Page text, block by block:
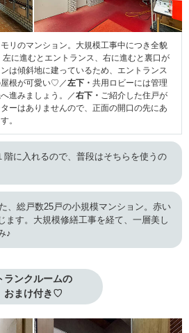
リのマンション。大規模工事中につき全貌
に進むとエントランス、右に進むと裏口が
は傾斜地に建っているため、エントランス
根が可愛い♡／左下・ 共用ロビーには管理
進みましょう。／右下・ ご紹介した住戸が
ーはありませんので、正面の開口の先にあ
。
階に入れるので、普段はそちらを使うの
、総戸数25戸の小規模マンション。赤い
ます。大規模修繕工事を経て、一層美し
♪
ランクルームの
おまけ付き♡